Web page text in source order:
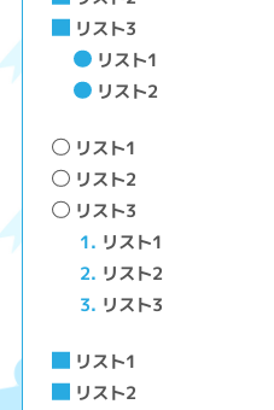
リスト3
リスト1
リスト2
リスト1
リスト2
リスト3
リスト1
リスト2
リスト3
リスト1
リスト2